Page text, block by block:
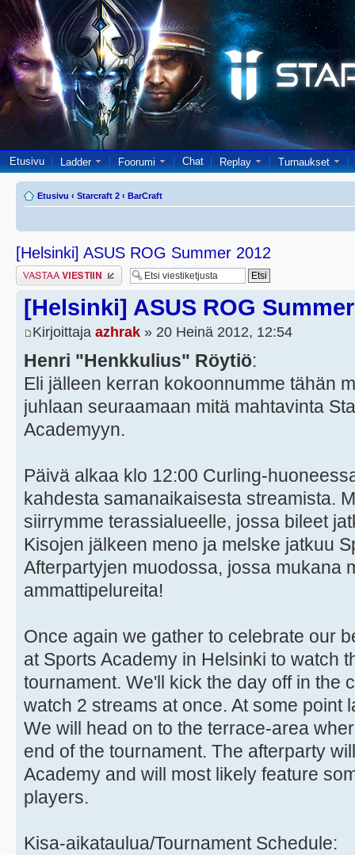
Etusivu Ladder Foorumi Chat Replay Turnaukset
Etusivu ‹ Starcraft 2 ‹ BarCraft
[Helsinki] ASUS ROG Summer 2012
Lähetä vastaus
[Helsinki] ASUS ROG
Kirjoittaja azhrak » 20 Heinä 2012, 12:54
Henri "Henkkulius" Röytiö:
Eli jälleen kerran kokoonnumme tähän
juhlaan seuraamaan mitä mahtavinta
Academyyn.
Päivä alkaa klo 12:00 Curling-
kahdesta samanaikaisesta streamista.
siirrymme terassialueelle, jossa bileet
Kisojen jälkeen meno ja melske jatkuu
Afterpartyjen muodossa, jossa mukana
ammattipelureita!
Once again we gather to celebrate our
at Sports Academy in Helsinki to watch
tournament. We'll kick the day off in the
watch 2 streams at once. At some point
We will head on to the terrace-area
end of the tournament. The afterparty
Academy and will most likely feature
players.
Kisa-aikataulua/Tournament Schedule: